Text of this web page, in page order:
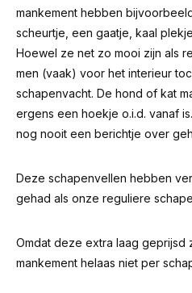
mankement hebben
scheurtje, een gaatje, kaal
Hoewel ze net zo mooi zijn als
men (vaak) voor het interieur
schapenvacht. De hond of kat
ergens een hoekje o.i.d. vanaf is.
nog nooit een berichtje over
Deze schapenvellen hebben
gehad als onze reguliere
Omdat deze extra laag geprijsd
mankement helaas niet per